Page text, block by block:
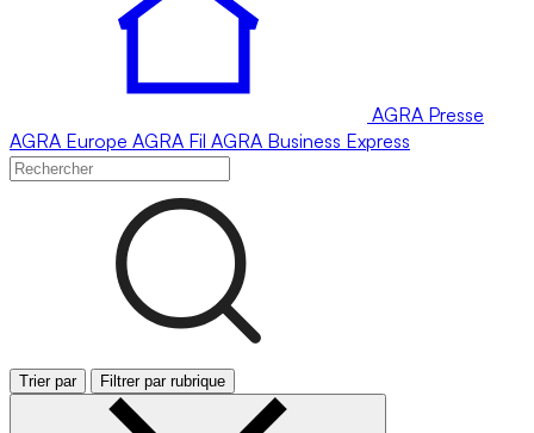
AGRA Presse
AGRA Europe AGRA Fil AGRA Business Express
Trier par Filtrer par rubrique